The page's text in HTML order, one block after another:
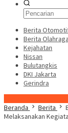
Berita
Berita Olahraga
Kejahatan
Nissan
Bulutangkis
DKI Jakarta
Gerindra
Beranda
Berita
Melaksanakan